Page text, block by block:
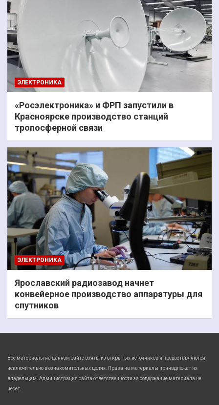
ЭЛЕКТРОНИКА
«Росэлектроника» и ФРП запустили в
Красноярске производство станций
тропосферной связи
ЭЛЕКТРОНИКА
Ярославский радиозавод начнет
конвейерное производство аппаратуры для
спутников
Все материалы на данном сайте взяты из открытых источников и предоставляются
исключительно в ознакомительных целях. Права на материалы принадлежат их
владельцам. Администрация сайта ответственности за содержание материала не
несет.